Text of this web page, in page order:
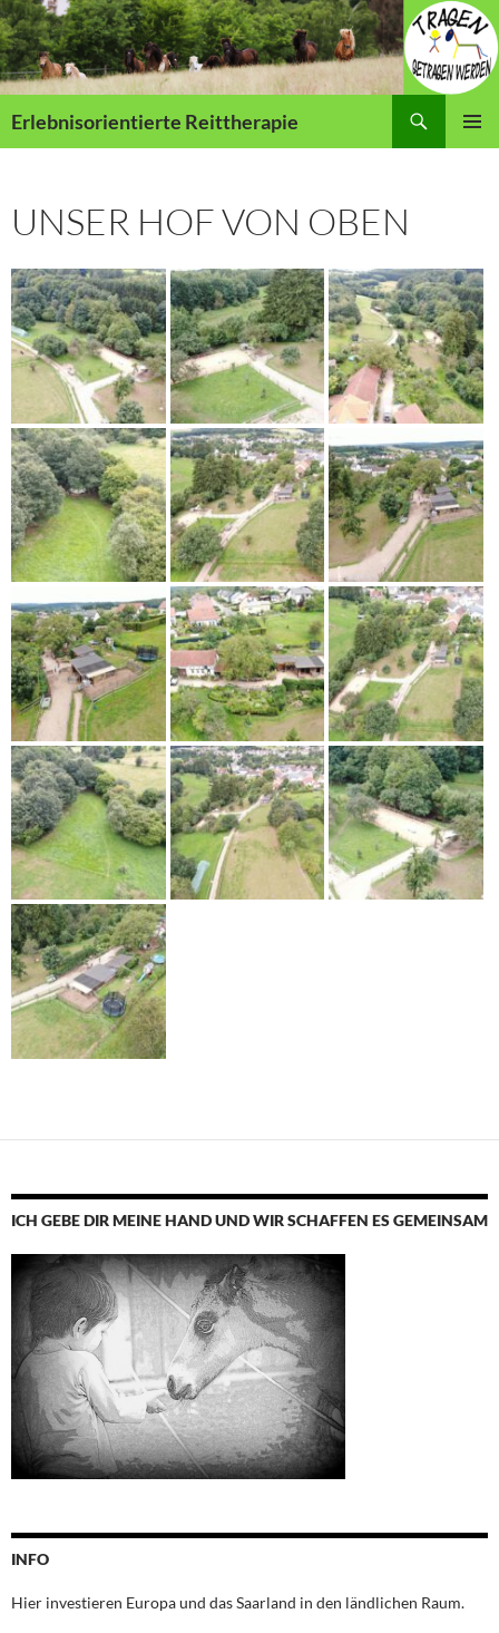
Zum
Inhalt
springen
Erlebnisorientierte Reittherapie
UNSER HOF VON OBEN
ICH GEBE DIR MEINE HAND UND WIR SCHAFFEN ES GEMEINSAM
INFO
Hier investieren Europa und das Saarland in den ländlichen Raum.